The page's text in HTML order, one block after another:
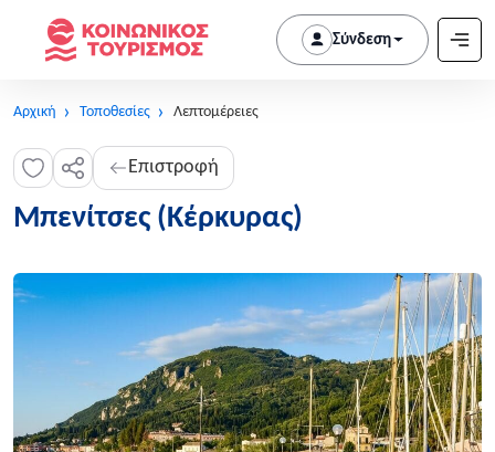
Σύνδεση
Αρχική Τοποθεσίες Λεπτομέρειες
Μπενίτσες (Κέρκυρας)
Επιστροφή